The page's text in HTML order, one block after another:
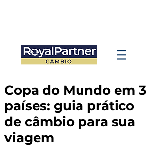
Copa do Mundo em 3
países: guia prático
de câmbio para sua
viagem